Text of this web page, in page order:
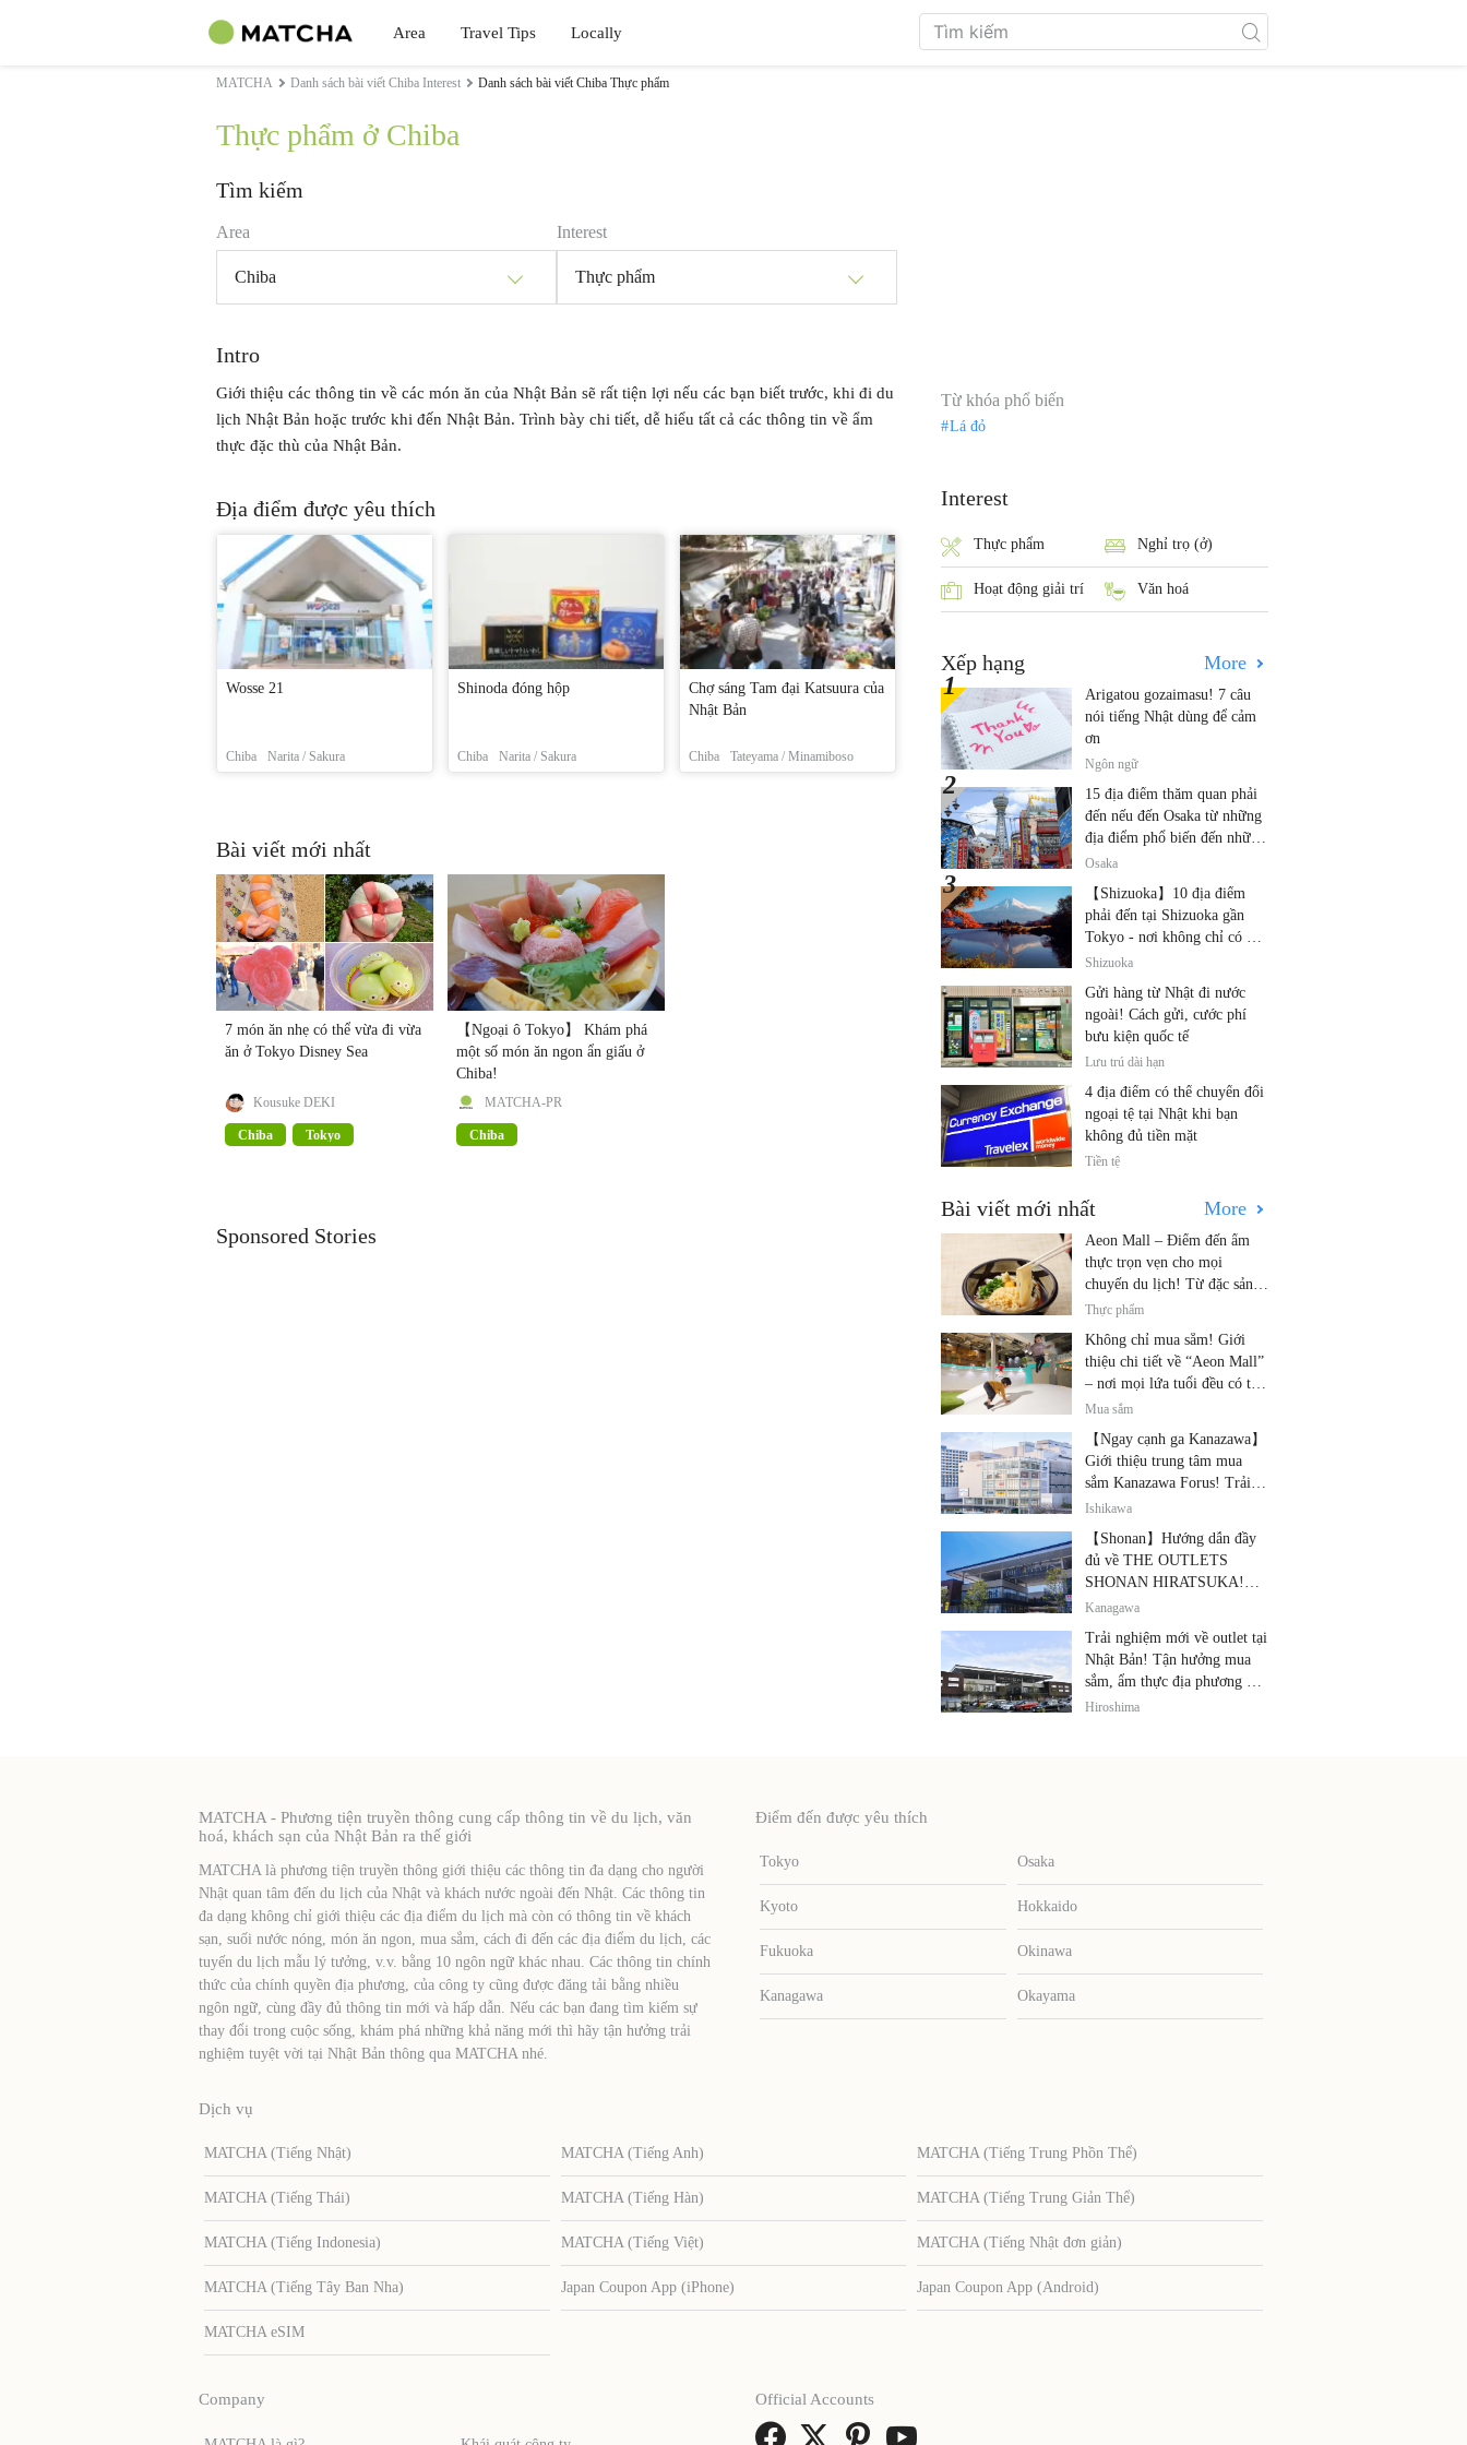
Area Travel Tips Locally
MATCHA Danh sách bài viết Chiba Interest Danh sách bài viết Chiba Thực phẩm
Thực phẩm ở Chiba
Tìm kiếm
Area
Chiba
Interest
Thực phẩm
Intro
Giới thiệu các thông tin về các món ăn của Nhật Bản sẽ rất tiện lợi nếu các bạn biết trước, khi đi du
lịch Nhật Bản hoặc trước khi đến Nhật Bản. Trình bày chi tiết, dễ hiểu tất cả các thông tin về ẩm
thực đặc thù của Nhật Bản.
Địa điểm được yêu thích
Wosse 21
Chiba Narita / Sakura
Shinoda đóng hộp
Chiba Narita / Sakura
Chợ sáng Tam đại Katsuura của
Nhật Bản
Chiba Tateyama / Minamiboso
Bài viết mới nhất
7 món ăn nhẹ có thể vừa đi vừa
ăn ở Tokyo Disney Sea
Kousuke DEKI
Chiba Tokyo
【Ngoại ô Tokyo】 Khám phá
một số món ăn ngon ẩn giấu ở
Chiba!
MATCHA-PR
Chiba
Sponsored Stories
Từ khóa phổ biến
Lá đỏ
Interest
Thực phẩm Nghỉ trọ (ở)
Hoạt động giải trí Văn hoá
Xếp hạng More
Arigatou gozaimasu! 7 câu
nói tiếng Nhật dùng để cảm
ơn
Ngôn ngữ
15 địa điểm thăm quan phải
đến nếu đến Osaka từ những
địa điểm phổ biến đến những
địa điểm ít được biết đến
Osaka
【Shizuoka】10 địa điểm
phải đến tại Shizuoka gần
Tokyo - nơi không chỉ có núi
Phú Sĩ và trà!
Shizuoka
Gửi hàng từ Nhật đi nước
ngoài! Cách gửi, cước phí
bưu kiện quốc tế
Lưu trú dài hạn
4 địa điểm có thể chuyển đổi
ngoại tệ tại Nhật khi bạn
không đủ tiền mặt
Tiền tệ
Bài viết mới nhất More
Aeon Mall – Điểm đến ẩm
thực trọn vẹn cho mọi
chuyến du lịch! Từ đặc sản
địa phương đến nhà hàng nổi
Thực phẩm
Không chỉ mua sắm! Giới
thiệu chi tiết về “Aeon Mall”
– nơi mọi lứa tuổi đều có thể
vui chơi! Các hoạt động mới
cho gia đình.
Mua sắm
【Ngay cạnh ga Kanazawa】
Giới thiệu trung tâm mua
sắm Kanazawa Forus! Trải
nghiệm cùng lúc các thương
và ẩm thực địa phương
Ishikawa
【Shonan】Hướng dẫn đầy
đủ về THE OUTLETS
SHONAN HIRATSUKA!
Thỏa sức tận hưởng mua
và ẩm thực địa phương tại
cùng một địa điểm!
Kanagawa
Trải nghiệm mới về outlet tại
Nhật Bản! Tận hưởng mua
sắm, ẩm thực địa phương và
giải trí tại THE OUTLETS!
Hiroshima
MATCHA - Phương tiện truyền thông cung cấp thông tin về du lịch, văn
hoá, khách sạn của Nhật Bản ra thế giới
MATCHA là phương tiện truyền thông giới thiệu các thông tin đa dạng cho người
Nhật quan tâm đến du lịch của Nhật và khách nước ngoài đến Nhật. Các thông tin
đa dạng không chỉ giới thiệu các địa điểm du lịch mà còn có thông tin về khách
sạn, suối nước nóng, món ăn ngon, mua sắm, cách đi đến các địa điểm du lịch, các
tuyến du lịch mẫu lý tưởng, v.v. bằng 10 ngôn ngữ khác nhau. Các thông tin chính
thức của chính quyền địa phương, của công ty cũng được đăng tải bằng nhiều
ngôn ngữ, cùng đầy đủ thông tin mới và hấp dẫn. Nếu các bạn đang tìm kiếm sự
thay đổi trong cuộc sống, khám phá những khả năng mới thì hãy tận hưởng trải
nghiệm tuyệt vời tại Nhật Bản thông qua MATCHA nhé.
Điểm đến được yêu thích
Tokyo Osaka
Kyoto Hokkaido
Fukuoka Okinawa
Kanagawa Okayama
Dịch vụ
MATCHA (Tiếng Nhật) MATCHA (Tiếng Anh) MATCHA (Tiếng Trung Phồn Thể)
MATCHA (Tiếng Thái) MATCHA (Tiếng Hàn) MATCHA (Tiếng Trung Giản Thể)
MATCHA (Tiếng Indonesia) MATCHA (Tiếng Việt) MATCHA (Tiếng Nhật đơn giản)
MATCHA (Tiếng Tây Ban Nha) Japan Coupon App (iPhone) Japan Coupon App (Android)
MATCHA eSIM
Company Official Accounts